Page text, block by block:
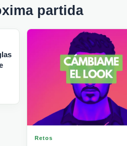
partida
Retos